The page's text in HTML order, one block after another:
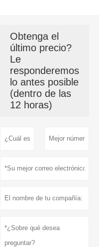
Obtenga el
último precio?
Le
responderemos
lo antes posible
(dentro de las
12 horas)